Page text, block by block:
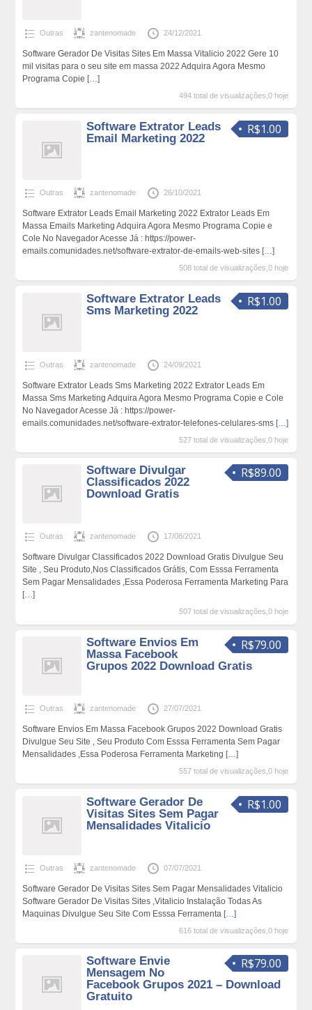
Outras zantenomade 24/12/2021
Software Gerador De Visitas Sites Em Massa Vitalicio 2022 Gere 10
mil visitas para o seu site em massa 2022 Adquira Agora Mesmo
Programa Copie […]
494 total de visualizações,0 hoje
R$1.00
Software Extrator Leads
Email Marketing 2022
Outras zantenomade 26/10/2021
Software Extrator Leads Email Marketing 2022 Extrator Leads Em
Massa Emails Marketing Adquira Agora Mesmo Programa Copie e
Cole No Navegador Acesse Já : https://power-
emails.comunidades.net/software-extrator-de-emails-web-sites […]
508 total de visualizações,0 hoje
R$1.00
Software Extrator Leads
Sms Marketing 2022
Outras zantenomade 24/09/2021
Software Extrator Leads Sms Marketing 2022 Extrator Leads Em
Massa Sms Marketing Adquira Agora Mesmo Programa Copie e Cole
No Navegador Acesse Já : https://power-
emails.comunidades.net/software-extrator-telefones-celulares-sms […]
527 total de visualizações,0 hoje
R$89.00
Software Divulgar
Classificados 2022
Download Gratis
Outras zantenomade 17/08/2021
Software Divulgar Classificados 2022 Download Gratis Divulgue Seu
Site , Seu Produto,Nos Classificados Grátis, Com Esssa Ferramenta
Sem Pagar Mensalidades ,Essa Poderosa Ferramenta Marketing Para
[…]
507 total de visualizações,0 hoje
R$79.00
Software Envios Em
Massa Facebook
Grupos 2022 Download Gratis
Outras zantenomade 27/07/2021
Software Envios Em Massa Facebook Grupos 2022 Download Gratis
Divulgue Seu Site , Seu Produto Com Esssa Ferramenta Sem Pagar
Mensalidades ,Essa Poderosa Ferramenta Marketing […]
557 total de visualizações,0 hoje
R$1.00
Software Gerador De
Visitas Sites Sem Pagar
Mensalidades Vitalicio
Outras zantenomade 07/07/2021
Software Gerador De Visitas Sites Sem Pagar Mensalidades Vitalicio
Software Gerador De Visitas Sites ,Vitalicio Instalação Todas As
Maquinas Divulgue Seu Site Com Esssa Ferramenta […]
616 total de visualizações,0 hoje
R$79.00
Software Envie
Mensagem No
Facebook Grupos 2021 – Download
Gratuito